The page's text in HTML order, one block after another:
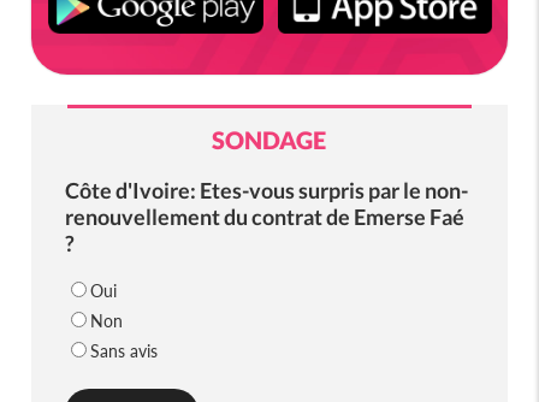
SONDAGE
Côte d'Ivoire: Etes-vous surpris par le non-
renouvellement du contrat de Emerse Faé
?
Oui
Non
Sans avis